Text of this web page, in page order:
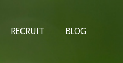
RECRUIT BLOG